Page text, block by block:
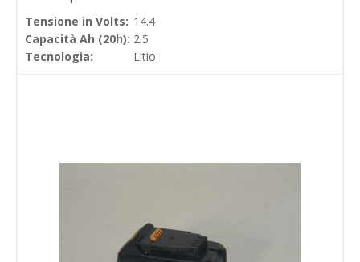
Tensione in Volts: 14.4
Capacità Ah (20h): 2.5
Tecnologia:
Litio